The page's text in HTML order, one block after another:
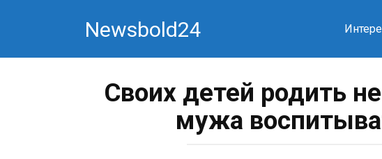
Newsbold24
Своих детей родить
мужа